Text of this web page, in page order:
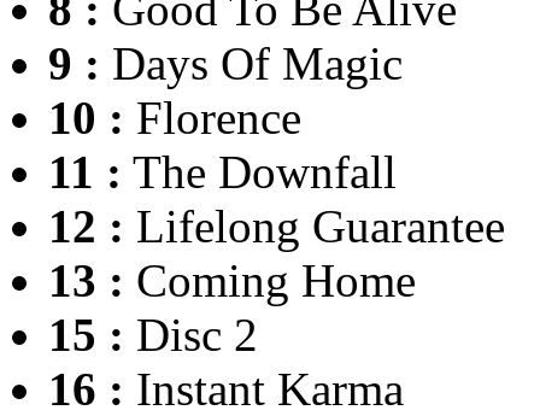
9 : Days Of Magic
10 : Florence
11 : The Downfall
12 : Lifelong Guarantee
13 : Coming Home
15 : Disc 2
16 : Instant Karma